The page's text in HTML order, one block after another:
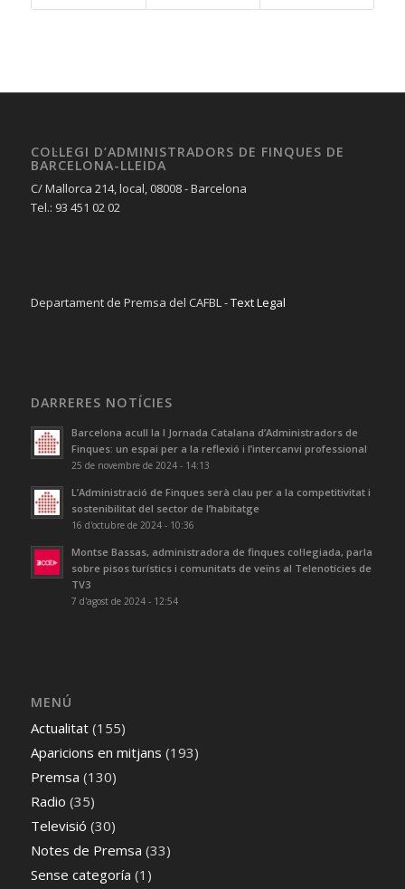
COL·LEGI D’ADMINISTRADORS DE FINQUES DE
BARCELONA-LLEIDA
C/ Mallorca 214, local, 08008 - Barcelona
Tel.: 93 451 02 02
Departament de Premsa del CAFBL -Text Legal
DARRERES NOTÍCIES
Barcelona acull la I Jornada Catalana d’Administradors de
Finques: un espai per a la reflexió i l’intercanvi professional
25 de novembre de 2024 - 14:13
L’Administració de Finques serà clau per a la competitivitat i
sostenibilitat del sector de l’habitatge
16 d'octubre de 2024 - 10:36
Montse Bassas, administradora de finques col·legiada, parla
sobre pisos turístics i comunitats de veïns al Telenotícies de
TV3
7 d'agost de 2024 - 12:54
MENÚ
Actualitat(155)
Aparicions en mitjans (193)
Premsa (130)
Radio (35)
Televisió (30)
Notes de Premsa (33)
Sense categoría (1)